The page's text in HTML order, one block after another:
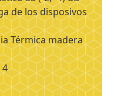
de los disposivos
Térmica madera
4